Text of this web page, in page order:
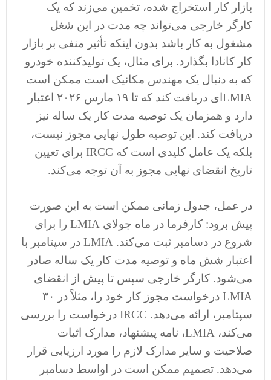
بازار کار استخراج شده، تخمین می‌زند که یک
کارگر خارجی می‌تواند چه مدت در این شغل
مشغول به کار باشد بدون اینکه تأثیر منفی بر بازار
کار کانادا بگذارد. برای مثال، یک تولیدکننده خودرو
که به دنبال یک مهندس مکانیک است ممکن است
LMIA‌ای دریافت کند که تا ۱۹ مارس ۲۰۲۶ اعتبار
دارد و همزمان یک توصیه مدت کار یک ساله نیز
دریافت کند. این توصیه طول نهایی مجوز نیست،
بلکه یک عامل کلیدی است که IRCC برای تعیین
تاریخ انقضای نهایی مجوز به آن توجه می‌کند.
در عمل، جدول زمانی ممکن است به این صورت
پیش برود: کارفرما در ماه جولای LMIA را برای
شروع در دسامبر ثبت می‌کند. LMIA در سپتامبر با
اعتبار شش ماه و توصیه مدت کار یک ساله صادر
می‌شود. کارگر خارجی سپس تا پیش از انقضای
LMIA درخواست مجوز کار خود را، مثلاً در ۳۰
سپتامبر، ارائه می‌دهد. IRCC درخواست را بررسی
می‌کند، LMIA، نامه پیشنهاد، مدارک اثبات
صلاحیت و سایر مدارک لازم را مورد ارزیابی قرار
می‌دهد. تصمیم ممکن است در اواسط دسامبر